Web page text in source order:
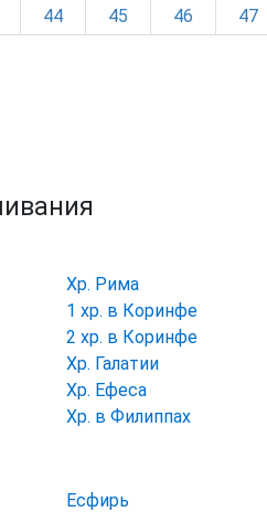
44 45 46 47
Хр. Рима
1 хр. в Коринфе
2 хр. в Коринфе
Хр. Галатии
Хр. Ефеса
Хр. в Филиппах
Есфирь